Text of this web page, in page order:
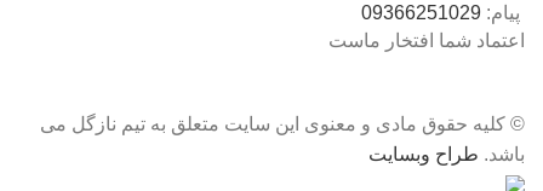
پیام: 09366251029
اعتماد شما افتخار ماست
© کلیه حقوق مادی و معنوی این سایت متعلق به تیم نازگل می
باشد. طراح وبسایت